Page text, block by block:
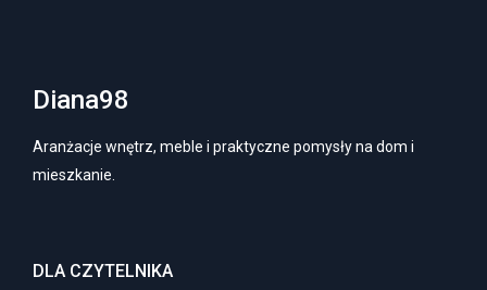
Diana98
Aranżacje wnętrz, meble i praktyczne pomysły na dom i
mieszkanie.
DLA CZYTELNIKA